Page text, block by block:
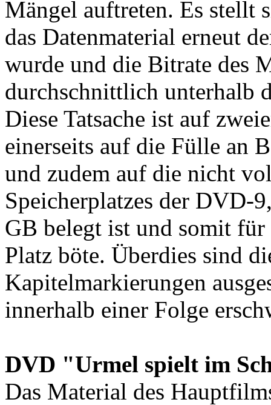
Mängel auftreten. Es stellt
das Datenmaterial erneut
wurde und die Bitrate des
durchschnittlich unterhalb
Diese Tatsache ist auf
einerseits auf die Fülle an
und zudem auf die nicht
Speicherplatzes der DVD-
GB belegt ist und somit
Platz böte. Überdies sind
Kapitelmarkierungen
innerhalb einer Folge
DVD "Urmel spielt im
Das Material des